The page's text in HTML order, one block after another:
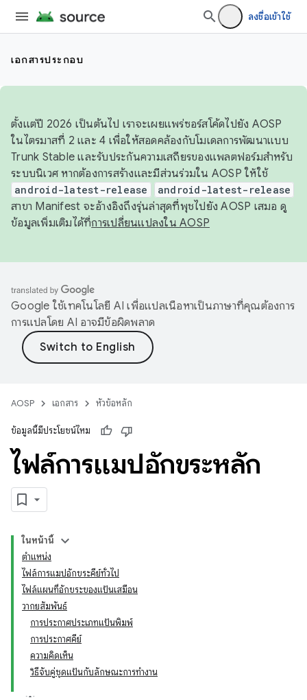
ลงชื่อเข้าใช้
เอกสารประกอบ
ตั้งแต่ปี 2026 เป็นต้นไป เราจะเผยแพร่ซอร์สโค้ดไปยัง AOSP
ในไตรมาสที่ 2 และ 4 เพื่อให้สอดคล้องกับโมเดลการพัฒนาแบบ
Trunk Stable และรับประกันความเสถียรของแพลตฟอร์มสำหรับ
ระบบนิเวศ หากต้องการสร้างและมีส่วนร่วมใน AOSP ให้ใช้
android-latest-release android-latest-release
สาขา Manifest จะอ้างอิงถึงรุ่นล่าสุดที่พุชไปยัง AOSP เสมอ ดู
ข้อมูลเพิ่มเติมได้ที่การเปลี่ยนแปลงใน AOSP
Google ใช้เทคโนโลยี AI เพื่อแปลเนื้อหาเป็นภาษาที่คุณต้องการ
การแปลโดย AI อาจมีข้อผิดพลาด
AOSP เอกสาร หัวข้อหลัก
ข้อมูลนี้มีประโยชน์ไหม
ไฟล์การแมปอักขระหลัก
ในหน้านี้
ตำแหน่ง
ไฟล์การแมปอักขระคีย์ทั่วไป
ไฟล์แผนที่อักขระของแป้นเสมือน
วากยสัมพันธ์
การประกาศประเภทแป้นพิมพ์
การประกาศคีย์
ความคิดเห็น
วิธีจับคู่ชุดแป้นกับลักษณะการทำงาน